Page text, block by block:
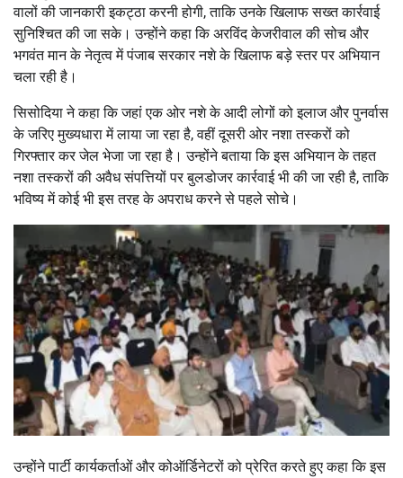
वालों की जानकारी इकट्ठा करनी होगी, ताकि उनके खिलाफ सख्त कार्रवाई
सुनिश्चित की जा सके। उन्होंने कहा किअरविंद केजरीवालकी सोच और
भगवंत मानके नेतृत्व में पंजाब सरकार नशे के खिलाफ बड़े स्तर पर अभियान
चला रही है।
सिसोदिया ने कहा कि जहां एक ओर नशे के आदी लोगों को इलाज और पुनर्वास
के जरिए मुख्यधारा में लाया जा रहा है, वहीं दूसरी ओर नशा तस्करों को
गिरफ्तार कर जेल भेजा जा रहा है। उन्होंने बताया कि इस अभियान के तहत
नशा तस्करों की अवैध संपत्तियों पर बुलडोजर कार्रवाई भी की जा रही है, ताकि
भविष्य में कोई भी इस तरह के अपराध करने से पहले सोचे।
उन्होंने पार्टी कार्यकर्ताओं और कोऑर्डिनेटरों को प्रेरित करते हुए कहा कि इस